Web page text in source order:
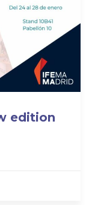
edition